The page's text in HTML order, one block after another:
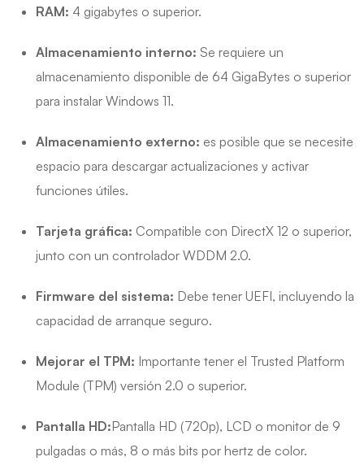
RAM: 4 gigabytes o superior.
Almacenamiento interno: Se requiere un
almacenamiento disponible de 64 GigaBytes o superior
para instalar Windows 11.
Almacenamiento externo: es posible que se necesite
espacio para descargar actualizaciones y activar
funciones útiles.
Tarjeta gráfica: Compatible con DirectX 12 o superior,
junto con un controlador WDDM 2.0.
Firmware del sistema: Debe tener UEFI, incluyendo la
capacidad de arranque seguro.
Mejorar el TPM: Importante tener el Trusted Platform
Module (TPM) versión 2.0 o superior.
Pantalla HD:Pantalla HD (720p), LCD o monitor de 9
pulgadas o más, 8 o más bits por hertz de color.